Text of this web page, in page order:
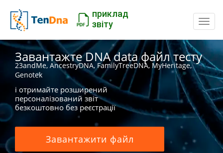
приклад
звіту
Завантажте DNA data файл тесту
23andMe, AncestryDNA, FamilyTreeDNA, MyHeritage,
Genotek
і отримайте розширений
персоналізований звіт
безкоштовно без реєстрації
Завантажити файл